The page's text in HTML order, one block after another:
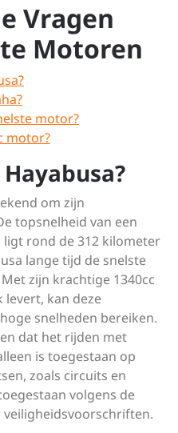
Vragen
Motoren
motor?
motor?
om zijn
topsnelheid van een
ligt rond de 312 kilometer
lange tijd de snelste
zijn krachtige 1340cc
levert, kan deze
snelheden bereiken.
dat het rijden met
is toegestaan op
zoals circuits en
volgens de